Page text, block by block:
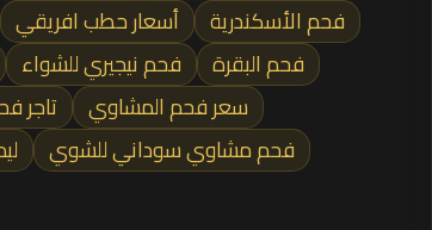
فحم الأسكندرية
أسعار حطب افريقي
فحم البقرة
فحم نيجيري للشواء
سعر فحم المشاوي
تاجر
فحم مشاوي سوداني للشوي